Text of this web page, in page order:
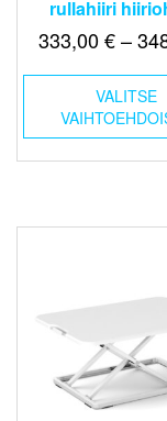
rullahiiri
333,00€ –
VALITSE